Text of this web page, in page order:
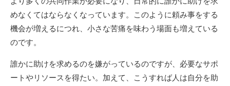
めなくてはならなくなっています。このように頼み事をする
機会が増えるにつれ、小さな苦痛を味わう場面も増えている
のです。
誰かに助けを求めるのを嫌がっているのですが、必要なサポ
ートやリソースを得たい。加えて、こうすれば人は自分を助